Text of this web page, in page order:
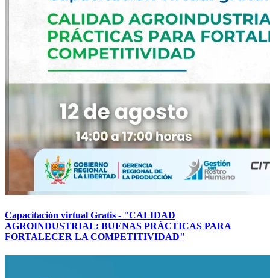
Capacitación virtual Gratis - "CALIDAD
AGROINDUSTRIAL: BUENAS PRÁCTICAS PARA
FORTALECER LA COMPETITIVIDAD"